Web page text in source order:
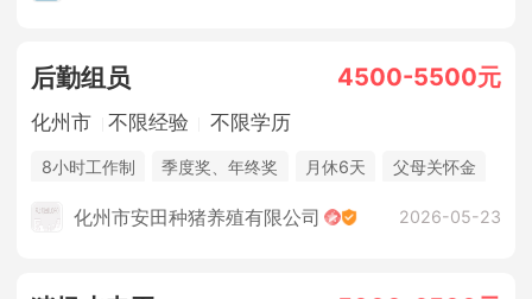
后勤组员 4500-5500元
化州市 不限经验 不限学历
8小时工作制 季度奖、年终奖 月休6天
父母关怀金
化州市安田种猪养殖有限公司 2026-05-23